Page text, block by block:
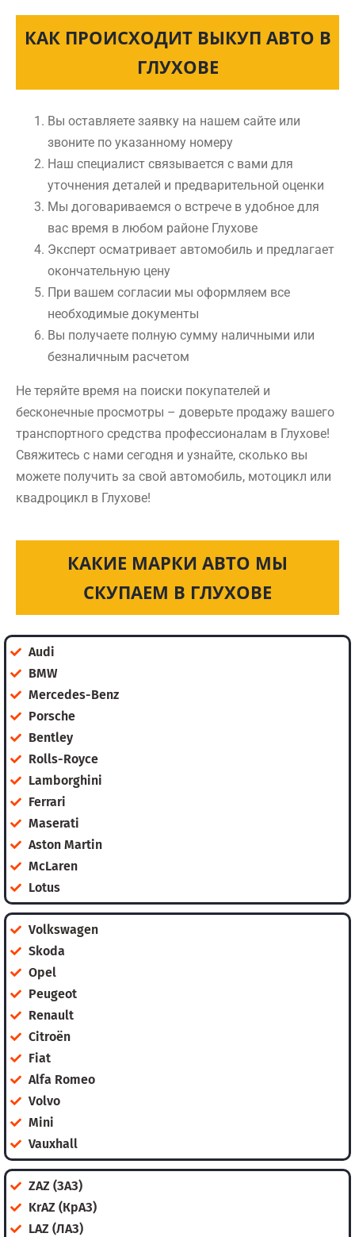
КАК ПРОИСХОДИТ ВЫКУП АВТО В
ГЛУХОВЕ
Вы оставляете заявку на нашем сайте или
звоните по указанному номеру
Наш специалист связывается с вами для
уточнения деталей и предварительной оценки
Мы договариваемся о встрече в удобное для
вас время в любом районе Глухове
Эксперт осматривает автомобиль и предлагает
окончательную цену
При вашем согласии мы оформляем все
необходимые документы
Вы получаете полную сумму наличными или
безналичным расчетом
Не теряйте время на поиски покупателей и
бесконечные просмотры – доверьте продажу вашего
транспортного средства профессионалам в Глухове!
Свяжитесь с нами сегодня и узнайте, сколько вы
можете получить за свой автомобиль, мотоцикл или
квадроцикл в Глухове!
КАКИЕ МАРКИ АВТО МЫ
СКУПАЕМ В ГЛУХОВЕ
Audi
BMW
Mercedes-Benz
Porsche
Bentley
Rolls-Royce
Lamborghini
Ferrari
Maserati
Aston Martin
McLaren
Lotus
Volkswagen
Skoda
Opel
Peugeot
Renault
Citroën
Fiat
Alfa Romeo
Volvo
Mini
Vauxhall
ZAZ (ЗАЗ)
KrAZ (КрАЗ)
LAZ (ЛАЗ)